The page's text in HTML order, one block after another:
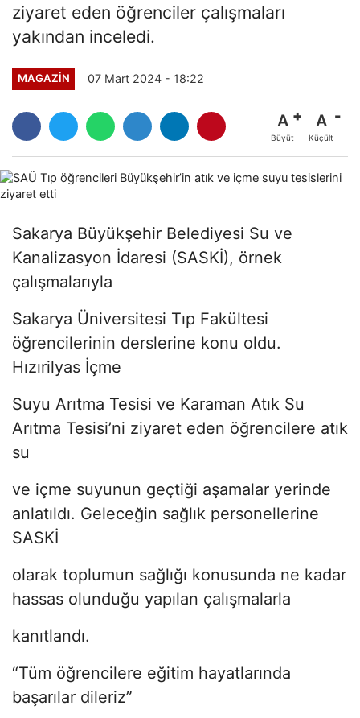
ziyaret eden öğrenciler çalışmaları
yakından inceledi.
MAGAZİN 07 Mart 2024 - 18:22
A
Büyüt
A
Küçült
Sakarya Büyükşehir Belediyesi Su ve
Kanalizasyon İdaresi (SASKİ), örnek
çalışmalarıyla
Sakarya Üniversitesi Tıp Fakültesi
öğrencilerinin derslerine konu oldu.
Hızırilyas İçme
Suyu Arıtma Tesisi ve Karaman Atık Su
Arıtma Tesisi’ni ziyaret eden öğrencilere atık
su
ve içme suyunun geçtiği aşamalar yerinde
anlatıldı. Geleceğin sağlık personellerine
SASKİ
olarak toplumun sağlığı konusunda ne kadar
hassas olunduğu yapılan çalışmalarla
kanıtlandı.
“Tüm öğrencilere eğitim hayatlarında
başarılar dileriz”